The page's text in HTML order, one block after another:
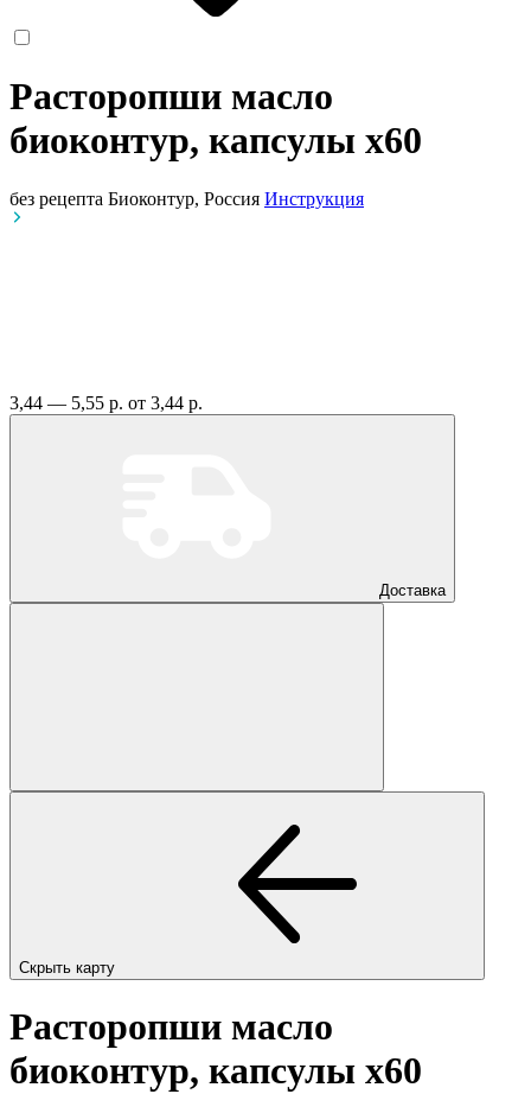
Расторопши масло
биоконтур, капсулы x60
без рецепта Биоконтур, Россия Инструкция
3,44 — 5,55 р. от 3,44 р.
Доставка
Скрыть карту
Расторопши масло
биоконтур, капсулы x60